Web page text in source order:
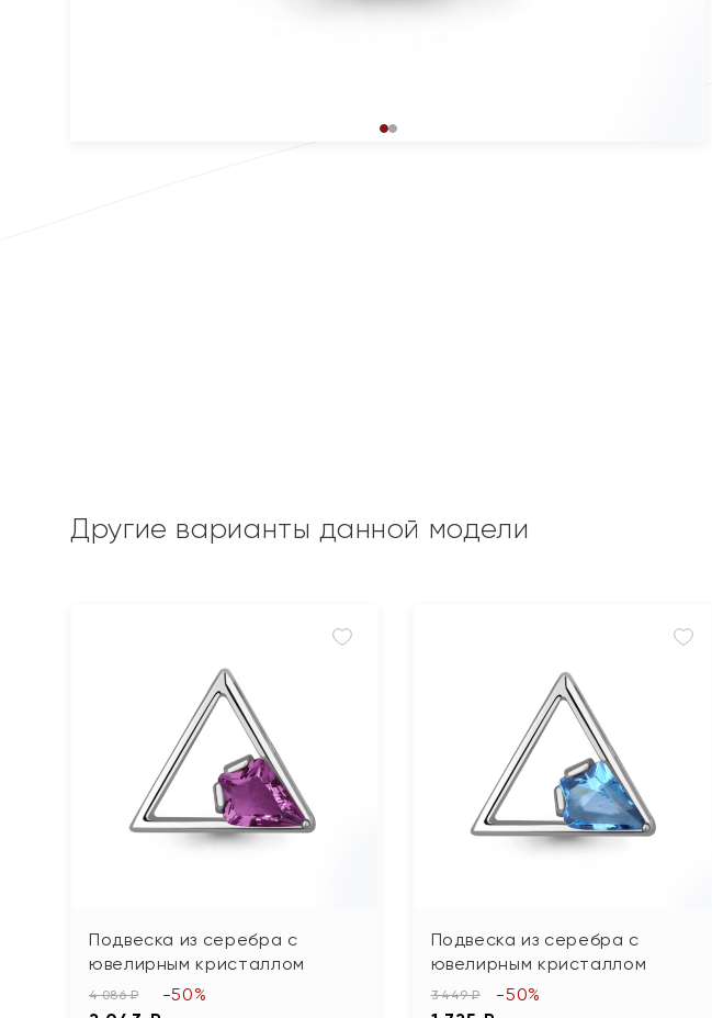
Другие варианты данной модели
Подвеска из серебра с
ювелирным кристаллом
4 086 ₽ -50%
Подвеска из серебра с
ювелирным кристаллом
3 449 ₽ -50%